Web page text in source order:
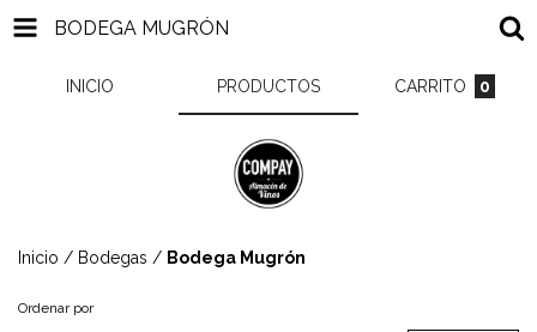
BODEGA MUGRÓN
INICIO PRODUCTOS CARRITO 0
Inicio / Bodegas / Bodega Mugrón
Ordenar por